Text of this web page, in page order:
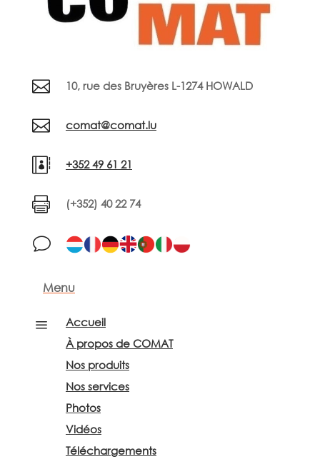
 10, rue des Bruyères L-1274 HOWALD
 comat@comat.lu
 +352 49 61 21
 (+352) 40 22 74
v
Menu
a
Accueil
À propos de COMAT
Nos produits
Nos services
Photos
Vidéos
Téléchargements